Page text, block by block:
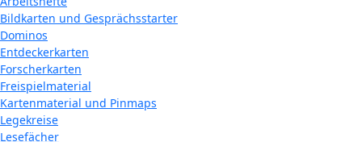
Bildkarten und Gesprächsstarter
Dominos
Entdeckerkarten
Forscherkarten
Freispielmaterial
Kartenmaterial und Pinmaps
Legekreise
Lesefächer